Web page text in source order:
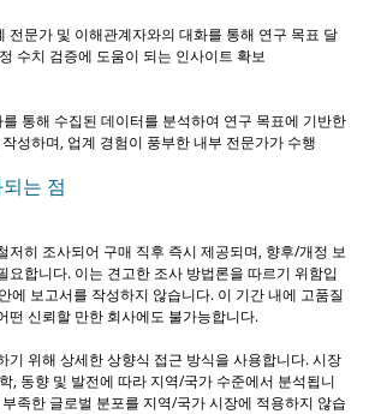
전문가 및 이해관계자와의 대화를 통해 연구 목표 달
수치 검증에 도움이 되는 인사이트 확보
통해 수집된 데이터를 분석하여 연구 목표에 기반한
성하며, 업계 경험이 풍부한 내부 전문가가 수행
는 점
저히 조사되어 구매 직후 즉시 제공되며, 향후/개정 보
요합니다. 이는 견고한 조사 방법론을 따르기 위함입
에 보고서를 작성하지 않습니다. 이 기간 내에 고품질
떤 신뢰할 만한 회사에도 불가능합니다.
기 위해 상세한 상향식 접근 방식을 사용합니다. 시장
, 동향 및 발전에 따라 지역/국가 수준에서 분석됩니
족한 글로벌 분포를 지역/국가 시장에 적용하지 않습